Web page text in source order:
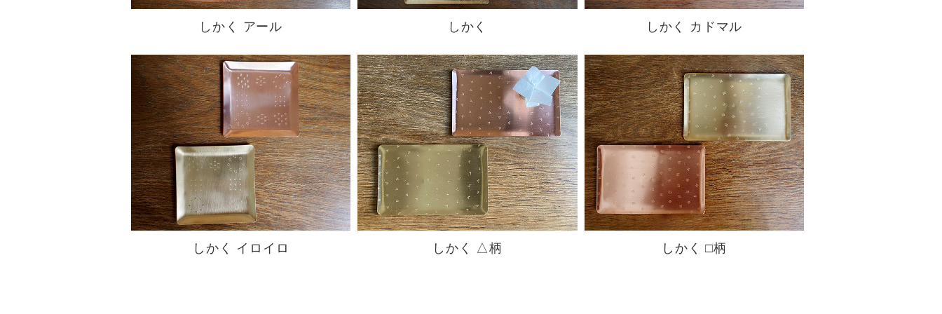
しかく アール しかく しかく カドマル
しかく イロイロ しかく △柄 しかく □柄